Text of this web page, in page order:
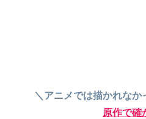
＼アニメでは描かれなか
原作で確